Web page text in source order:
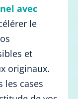
avec
le
et
originaux.
les cases